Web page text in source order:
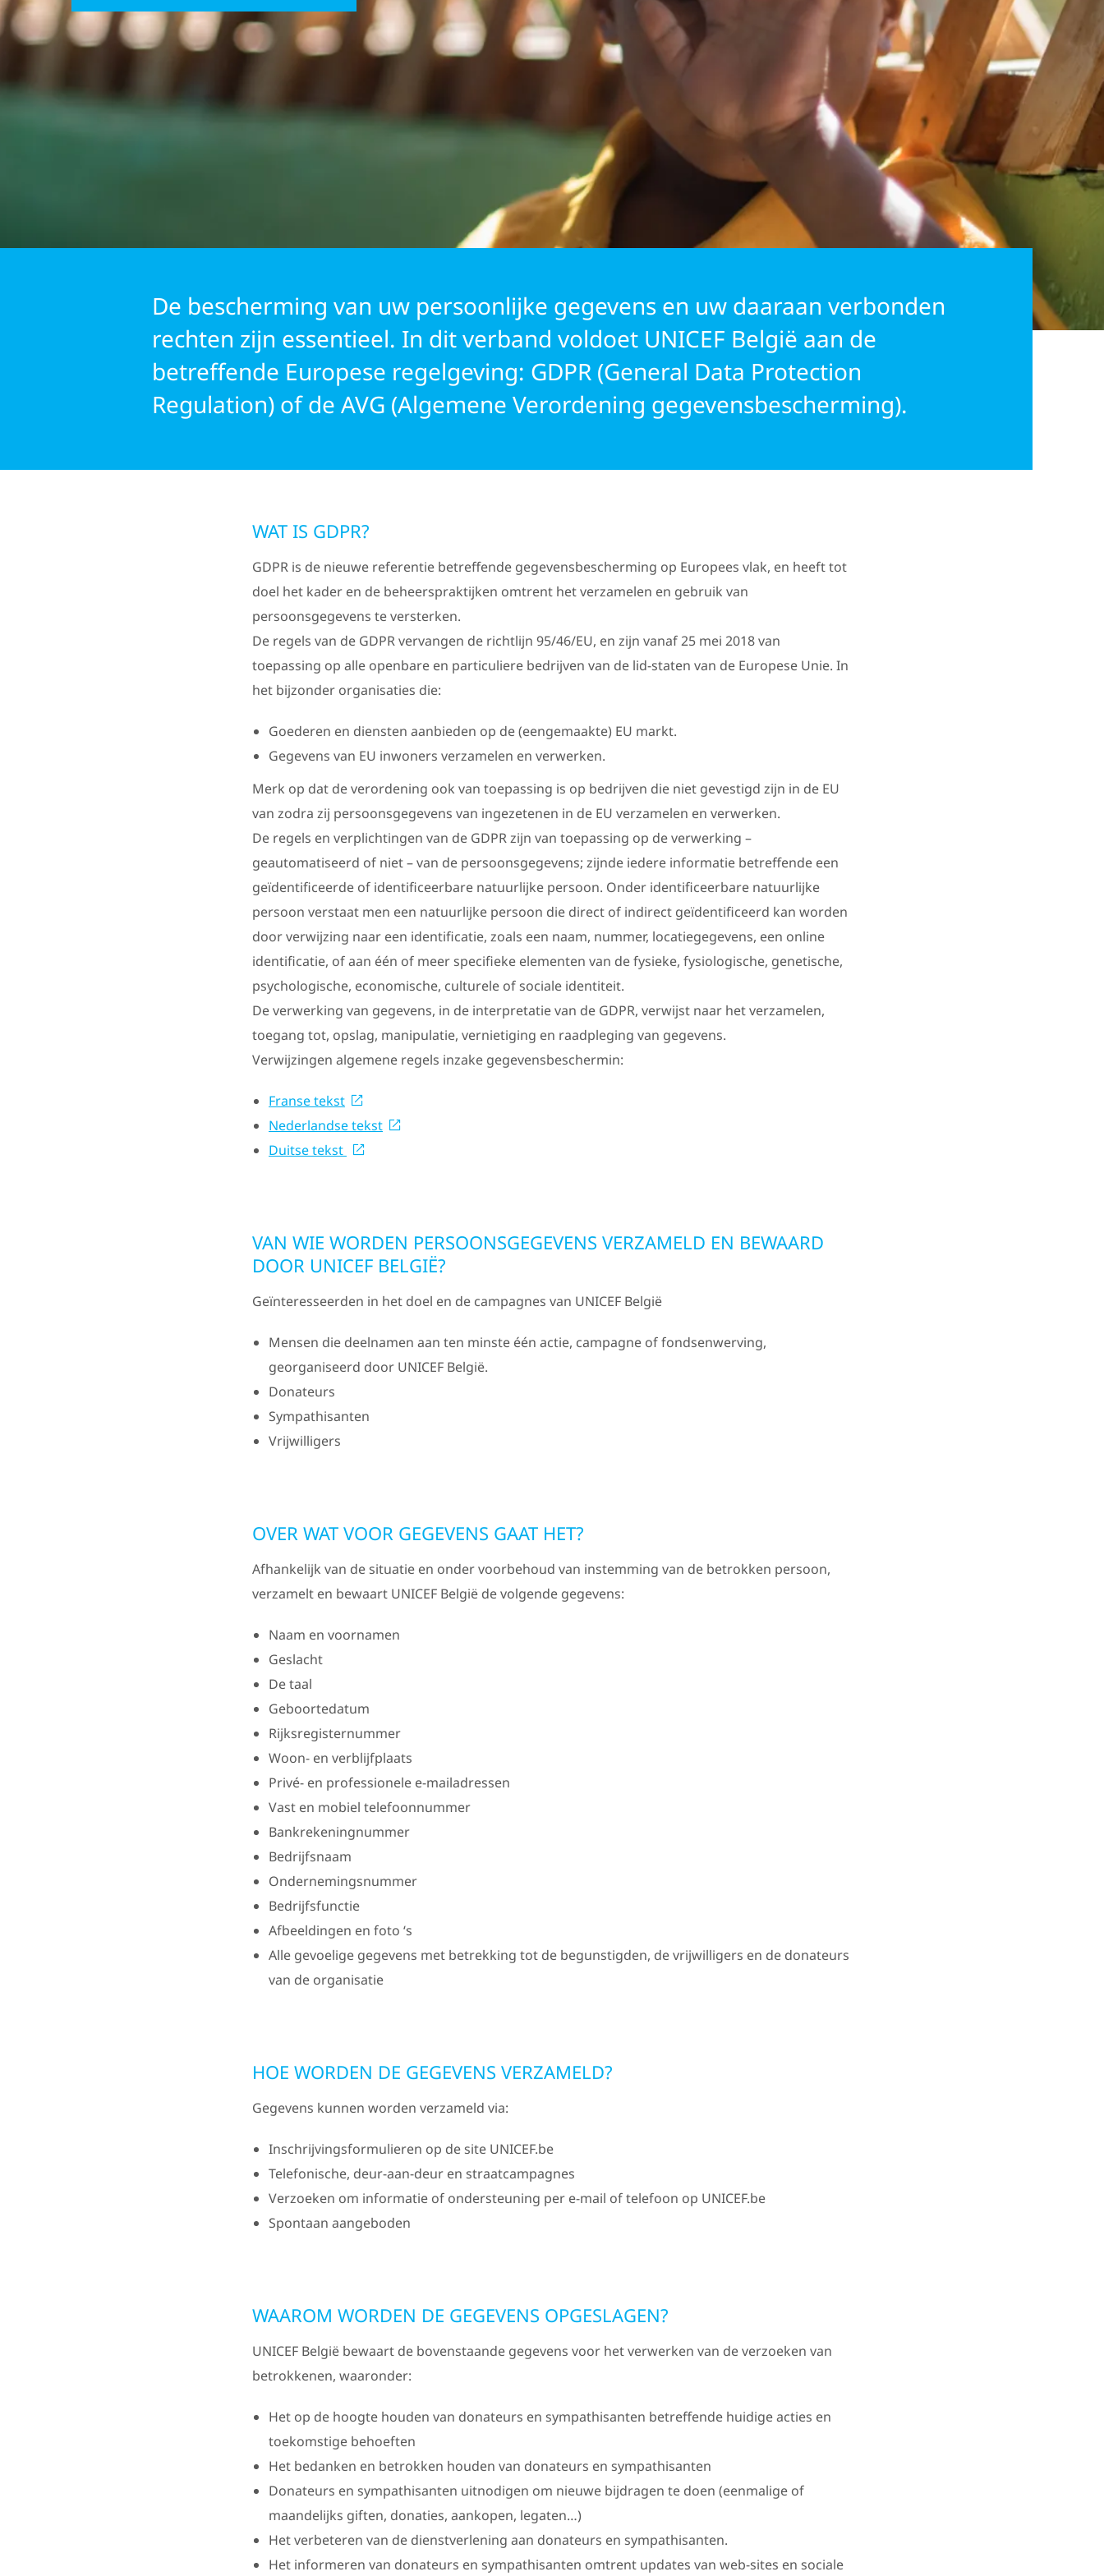
UNICEF VRIJWILLIGERS
De bescherming van uw persoonlijke gegevens en uw daaraan verbonden
rechten zijn essentieel. In dit verband voldoet UNICEF België aan de
betreffende Europese regelgeving: GDPR (General Data Protection
Regulation) of de AVG (Algemene Verordening gegevensbescherming).
WAT IS GDPR?
GDPR is de nieuwe referentie betreffende gegevensbescherming op Europees vlak, en heeft tot
doel het kader en de beheerspraktijken omtrent het verzamelen en gebruik van
persoonsgegevens te versterken.
De regels van de GDPR vervangen de richtlijn 95/46/EU, en zijn vanaf 25 mei 2018 van
toepassing op alle openbare en particuliere bedrijven van de lid-staten van de Europese Unie. In
het bijzonder organisaties die:
Goederen en diensten aanbieden op de (eengemaakte) EU markt.
Gegevens van EU inwoners verzamelen en verwerken.
Merk op dat de verordening ook van toepassing is op bedrijven die niet gevestigd zijn in de EU
van zodra zij persoonsgegevens van ingezetenen in de EU verzamelen en verwerken.
De regels en verplichtingen van de GDPR zijn van toepassing op de verwerking –
geautomatiseerd of niet – van de persoonsgegevens; zijnde iedere informatie betreffende een
geïdentificeerde of identificeerbare natuurlijke persoon. Onder identificeerbare natuurlijke
persoon verstaat men een natuurlijke persoon die direct of indirect geïdentificeerd kan worden
door verwijzing naar een identificatie, zoals een naam, nummer, locatiegegevens, een online
identificatie, of aan één of meer specifieke elementen van de fysieke, fysiologische, genetische,
psychologische, economische, culturele of sociale identiteit.
De verwerking van gegevens, in de interpretatie van de GDPR, verwijst naar het verzamelen,
toegang tot, opslag, manipulatie, vernietiging en raadpleging van gegevens.
Verwijzingen algemene regels inzake gegevensbeschermin:
Franse tekst
Nederlandse tekst
Duitse tekst
VAN WIE WORDEN PERSOONSGEGEVENS VERZAMELD EN BEWAARD
DOOR UNICEF BELGIË?
Geïnteresseerden in het doel en de campagnes van UNICEF België
Mensen die deelnamen aan ten minste één actie, campagne of fondsenwerving,
georganiseerd door UNICEF België.
Donateurs
Sympathisanten
Vrijwilligers
OVER WAT VOOR GEGEVENS GAAT HET?
Afhankelijk van de situatie en onder voorbehoud van instemming van de betrokken persoon,
verzamelt en bewaart UNICEF België de volgende gegevens:
Naam en voornamen
Geslacht
De taal
Geboortedatum
Rijksregisternummer
Woon- en verblijfplaats
Privé- en professionele e-mailadressen
Vast en mobiel telefoonnummer
Bankrekeningnummer
Bedrijfsnaam
Ondernemingsnummer
Bedrijfsfunctie
Afbeeldingen en foto ‘s
Alle gevoelige gegevens met betrekking tot de begunstigden, de vrijwilligers en de donateurs
van de organisatie
HOE WORDEN DE GEGEVENS VERZAMELD?
Gegevens kunnen worden verzameld via:
Inschrijvingsformulieren op de site UNICEF.be
Telefonische, deur-aan-deur en straatcampagnes
Verzoeken om informatie of ondersteuning per e-mail of telefoon op UNICEF.be
Spontaan aangeboden
WAAROM WORDEN DE GEGEVENS OPGESLAGEN?
UNICEF België bewaart de bovenstaande gegevens voor het verwerken van de verzoeken van
betrokkenen, waaronder:
Het op de hoogte houden van donateurs en sympathisanten betreffende huidige acties en
toekomstige behoeften
Het bedanken en betrokken houden van donateurs en sympathisanten
Donateurs en sympathisanten uitnodigen om nieuwe bijdragen te doen (eenmalige of
maandelijks giften, donaties, aankopen, legaten…)
Het verbeteren van de dienstverlening aan donateurs en sympathisanten.
Het informeren van donateurs en sympathisanten omtrent updates van web-sites en sociale